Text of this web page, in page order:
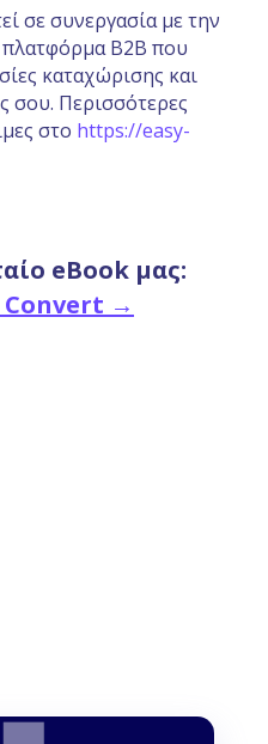
σε συνεργασία με την
B2B που
καταχώρισης και
σου. Περισσότερες
στο https://easy-
eBook μας:
Convert →